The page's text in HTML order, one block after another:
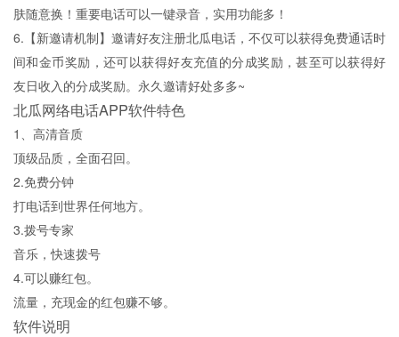
肤随意换！重要电话可以一键录音，实用功能多！
6.【新邀请机制】邀请好友注册北瓜电话，不仅可以获得免费通话时
间和金币奖励，还可以获得好友充值的分成奖励，甚至可以获得好
友日收入的分成奖励。永久邀请好处多多~
北瓜网络电话APP软件特色
1、高清音质
顶级品质，全面召回。
2.免费分钟
打电话到世界任何地方。
3.拨号专家
音乐，快速拨号
4.可以赚红包。
流量，充现金的红包赚不够。
软件说明